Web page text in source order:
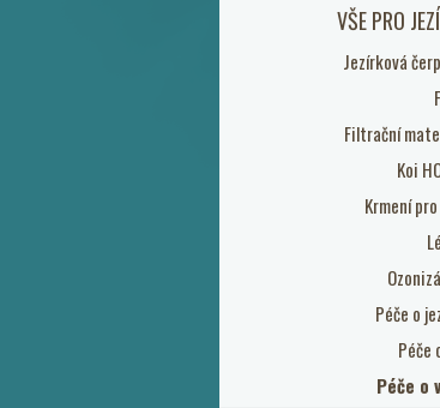
VŠE PRO
Jezírková
Filtrační
Koi
Krmení
Péče o
Péče
Péče o